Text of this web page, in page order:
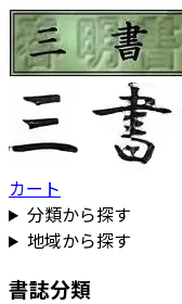
カート
分類から探す
地域から探す
書誌分類